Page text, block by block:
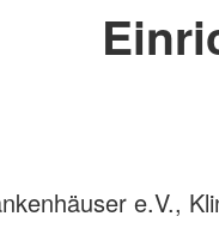
e.V.,